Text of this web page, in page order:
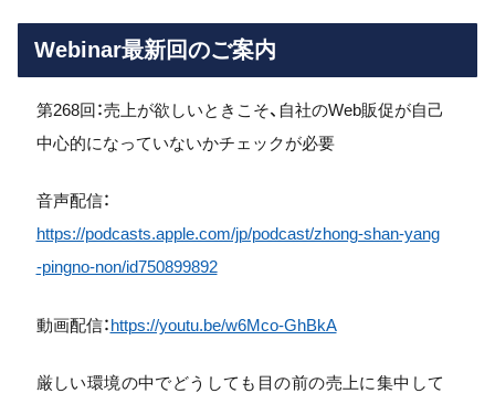
Webinar最新回のご案内
第268回：売上が欲しいときこそ、 自社のWeb販促が自己
中心的になっていないかチェックが必要
音声配信：
https://podcasts.apple.com/jp/podcast/zhong-shan-yang
-pingno-non/id750899892
動画配信：https://youtu.be/w6Mco-GhBkA
厳しい環境の中でどうしても目の前の売上に集中して